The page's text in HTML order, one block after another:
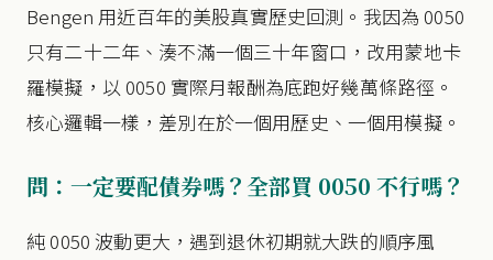
Bengen 用近百年的美股真實歷史回測。我因為 0050
只有二十二年、湊不滿一個三十年窗口，改用蒙地卡
羅模擬，以 0050 實際月報酬為底跑好幾萬條路徑。
核心邏輯一樣，差別在於一個用歷史、一個用模擬。
問：一定要配債券嗎？全部買 0050 不行嗎？
純 0050 波動更大，遇到退休初期就大跌的順序風